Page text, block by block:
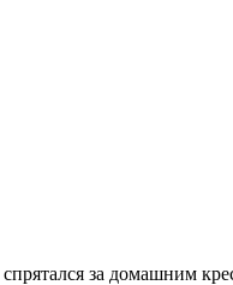
за домашним